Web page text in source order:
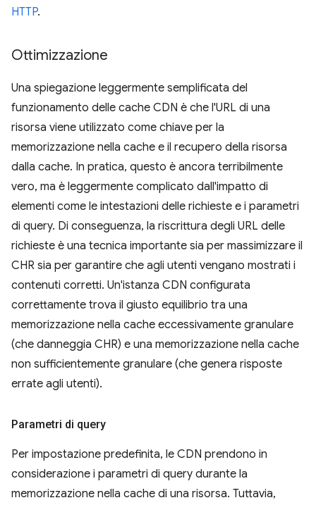
HTTP.
Ottimizzazione
Una spiegazione leggermente semplificata del
funzionamento delle cache CDN è che l'URL di una
risorsa viene utilizzato come chiave per la
memorizzazione nella cache e il recupero della risorsa
dalla cache. In pratica, questo è ancora terribilmente
vero, ma è leggermente complicato dall'impatto di
elementi come le intestazioni delle richieste e i parametri
di query. Di conseguenza, la riscrittura degli URL delle
richieste è una tecnica importante sia per massimizzare il
CHR sia per garantire che agli utenti vengano mostrati i
contenuti corretti. Un'istanza CDN configurata
correttamente trova il giusto equilibrio tra una
memorizzazione nella cache eccessivamente granulare
(che danneggia CHR) e una memorizzazione nella cache
non sufficientemente granulare (che genera risposte
errate agli utenti).
Parametri di query
Per impostazione predefinita, le CDN prendono in
considerazione i parametri di query durante la
memorizzazione nella cache di una risorsa. Tuttavia,